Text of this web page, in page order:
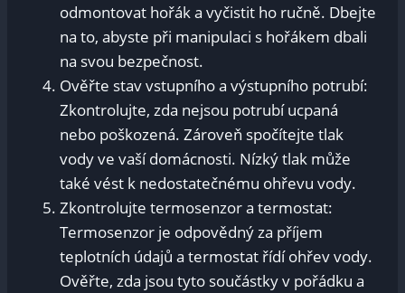
odmontovat hořák a vyčistit ho ručně. Dbejte
na to, abyste při manipulaci s hořákem dbali
na svou bezpečnost.
Ověřte stav vstupního a výstupního potrubí:
Zkontrolujte, zda nejsou potrubí ucpaná
nebo poškozená. Zároveň spočítejte tlak
vody ve vaší domácnosti. Nízký tlak může
také vést k nedostatečnému ohřevu vody.
Zkontrolujte termosenzor a termostat:
Termosenzor je odpovědný za příjem
teplotních údajů a termostat řídí ohřev vody.
Ověřte, zda jsou tyto součástky v pořádku a